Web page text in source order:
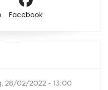
Facebook
28/02/2022 - 13:00